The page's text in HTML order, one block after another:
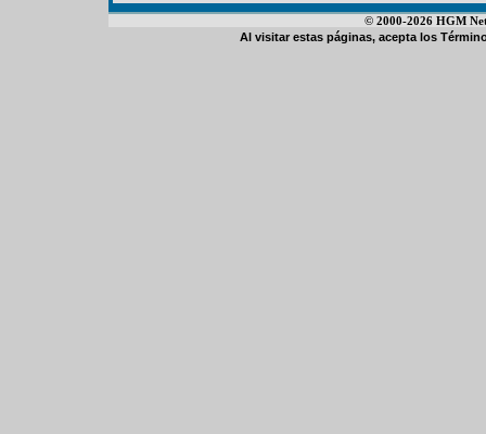
© 2000-2026 HGM
Al visitar estas páginas, acepta los